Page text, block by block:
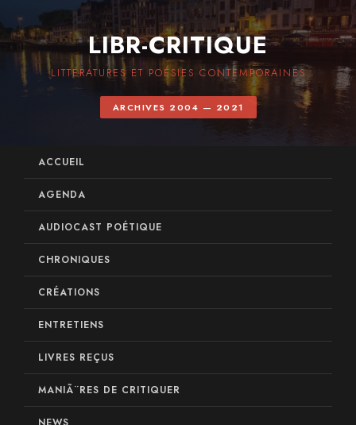
LIBR-CRITIQUE
LITTÉRATURES ET POÉSIES CONTEMPORAINES
ARCHIVES 2004 — 2021
ACCUEIL
AGENDA
AUDIOCAST POÉTIQUE
CHRONIQUES
CRÉATIONS
ENTRETIENS
LIVRES REÇUS
MANIÃ¨RES DE CRITIQUER